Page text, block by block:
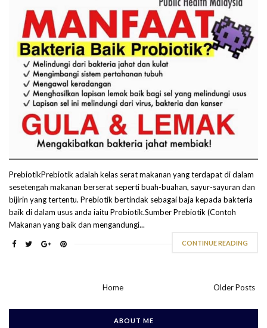
PrebiotikPrebiotik adalah kelas serat makanan yang terdapat di dalam
sesetengah makanan berserat seperti buah-buahan, sayur-sayuran dan
bijirin yang tertentu. Prebiotik bertindak sebagai baja kepada bakteria
baik di dalam usus anda iaitu Probiotik.Sumber Prebiotik (Contoh
Makanan yang baik dan mengandungi...
CONTINUE READING
Older Posts
Home
ABOUT ME